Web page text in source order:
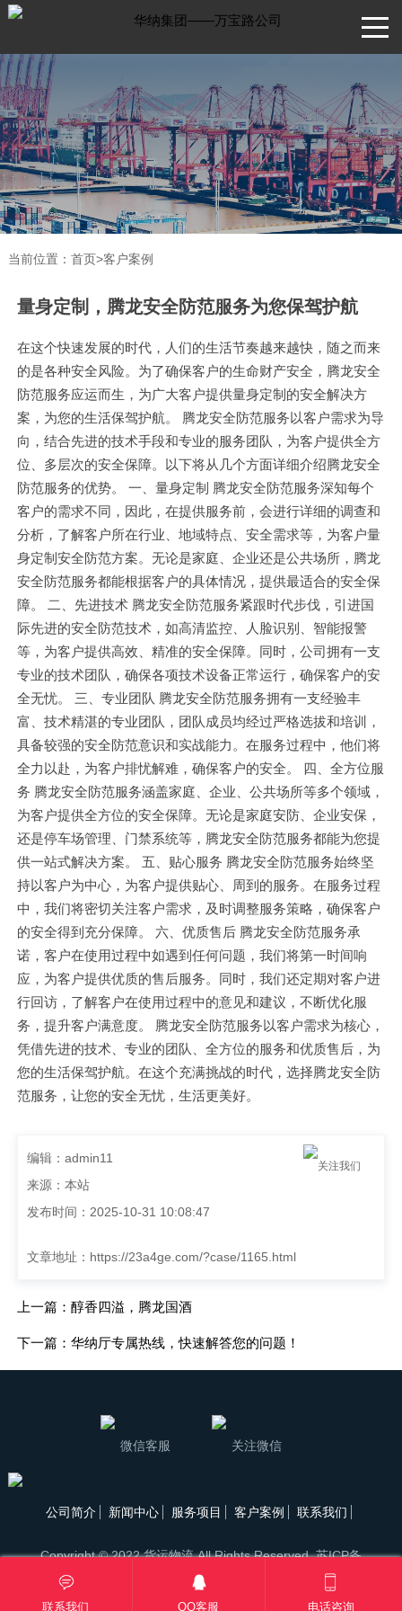
当前位置： 首页>客户案例
量身定制，腾龙安全防范服务为您保驾护航
在这个快速发展的时代，人们的生活节奏越来越快，随之而来
的是各种安全风险。为了确保客户的生命财产安全，腾龙安全
防范服务应运而生，为广大客户提供量身定制的安全解决方
案，为您的生活保驾护航。 腾龙安全防范服务以客户需求为导
向，结合先进的技术手段和专业的服务团队，为客户提供全方
位、多层次的安全保障。以下将从几个方面详细介绍腾龙安全
防范服务的优势。 一、量身定制 腾龙安全防范服务深知每个
客户的需求不同，因此，在提供服务前，会进行详细的调查和
分析，了解客户所在行业、地域特点、安全需求等，为客户量
身定制安全防范方案。无论是家庭、企业还是公共场所，腾龙
安全防范服务都能根据客户的具体情况，提供最适合的安全保
障。 二、先进技术 腾龙安全防范服务紧跟时代步伐，引进国
际先进的安全防范技术，如高清监控、人脸识别、智能报警
等，为客户提供高效、精准的安全保障。同时，公司拥有一支
专业的技术团队，确保各项技术设备正常运行，确保客户的安
全无忧。 三、专业团队 腾龙安全防范服务拥有一支经验丰
富、技术精湛的专业团队，团队成员均经过严格选拔和培训，
具备较强的安全防范意识和实战能力。在服务过程中，他们将
全力以赴，为客户排忧解难，确保客户的安全。 四、全方位服
务 腾龙安全防范服务涵盖家庭、企业、公共场所等多个领域，
为客户提供全方位的安全保障。无论是家庭安防、企业安保，
还是停车场管理、门禁系统等，腾龙安全防范服务都能为您提
供一站式解决方案。 五、贴心服务 腾龙安全防范服务始终坚
持以客户为中心，为客户提供贴心、周到的服务。在服务过程
中，我们将密切关注客户需求，及时调整服务策略，确保客户
的安全得到充分保障。 六、优质售后 腾龙安全防范服务承
诺，客户在使用过程中如遇到任何问题，我们将第一时间响
应，为客户提供优质的售后服务。同时，我们还定期对客户进
行回访，了解客户在使用过程中的意见和建议，不断优化服
务，提升客户满意度。 腾龙安全防范服务以客户需求为核心，
凭借先进的技术、专业的团队、全方位的服务和优质售后，为
您的生活保驾护航。在这个充满挑战的时代，选择腾龙安全防
范服务，让您的安全无忧，生活更美好。
关注我们
编辑：admin11
来源：本站
发布时间：2025-10-31 10:08:47
文章地址： https://23a4ge.com/?case/1165.html
上一篇：醇香四溢，腾龙国酒
下一篇：华纳厅专属热线，快速解答您的问题！
微信客服 关注微信
公司简介 新闻中心 服务项目 客户案例 联系我们
Copyright © 2022 货运物流 All Rights Reserved.苏ICP备
XML地图
联系我们 QQ客服 电话咨询